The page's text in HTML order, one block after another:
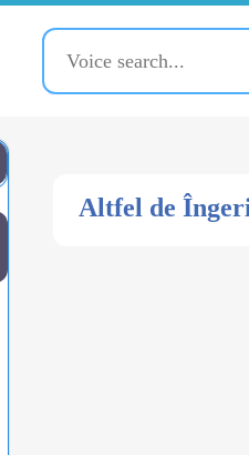
Altfel de